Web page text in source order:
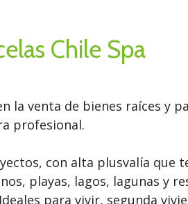
Chile Spa
la venta de bienes raíces y
profesional.
con alta plusvalía que
playas, lagos, lagunas y
para vivir, segunda